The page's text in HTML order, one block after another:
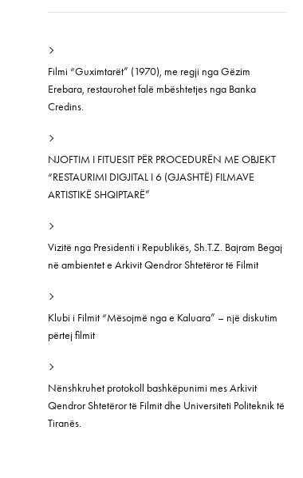
Filmi “Guximtarët” (1970), me regji nga Gëzim
Erebara, restaurohet falë mbështetjes nga Banka
Credins.
NJOFTIM I FITUESIT PËR PROCEDURËN ME OBJEKT
“RESTAURIMI DIGJITAL I 6 (GJASHTË) FILMAVE
ARTISTIKË SHQIPTARË”
Vizitë nga Presidenti i Republikës, Sh.T.Z. Bajram Begaj
në ambientet e Arkivit Qendror Shtetëror të Filmit
Klubi i Filmit “Mësojmë nga e Kaluara” – një diskutim
përtej filmit
Nënshkruhet protokoll bashkëpunimi mes Arkivit
Qendror Shtetëror të Filmit dhe Universiteti Politeknik të
Tiranës.